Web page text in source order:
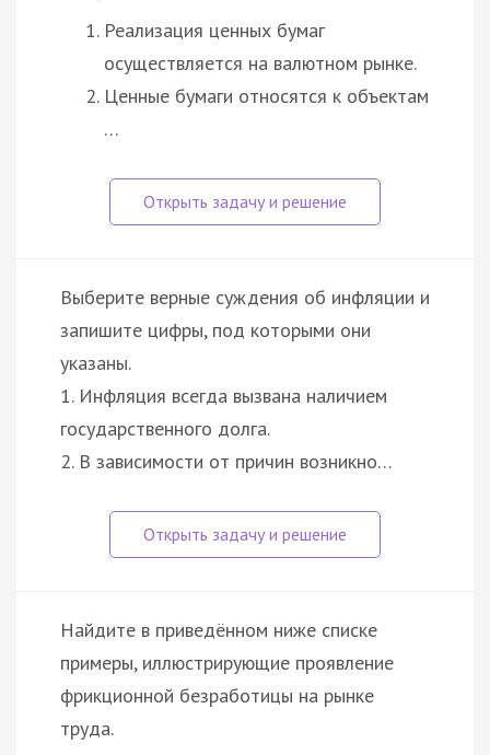
Реализация ценных бумаг
осуществляется на валютном рынке.
Ценные бумаги относятся к объектам
…
Выберите верные суждения об инфляции и
запишите цифры, под которыми они
указаны.
1. Инфляция всегда вызвана наличием
государственного долга.
2. В зависимости от причин возникно…
Найдите в приведённом ниже списке
примеры, иллюстрирующие проявление
фрикционной безработицы на рынке
труда.